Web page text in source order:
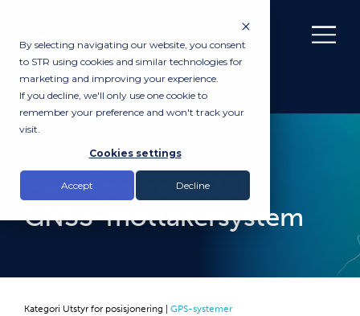
By selecting navigating our website, you consent
to STR using cookies and similar technologies for
marketing and improving your experience.
If you decline, we'll only use one cookie to
remember your preference and won't track your
visit.
Cookies settings
Accept Decline
Hemisphere VS330
GNSS-mottakersystem
Kategori Utstyr for posisjonering GPS-systemer